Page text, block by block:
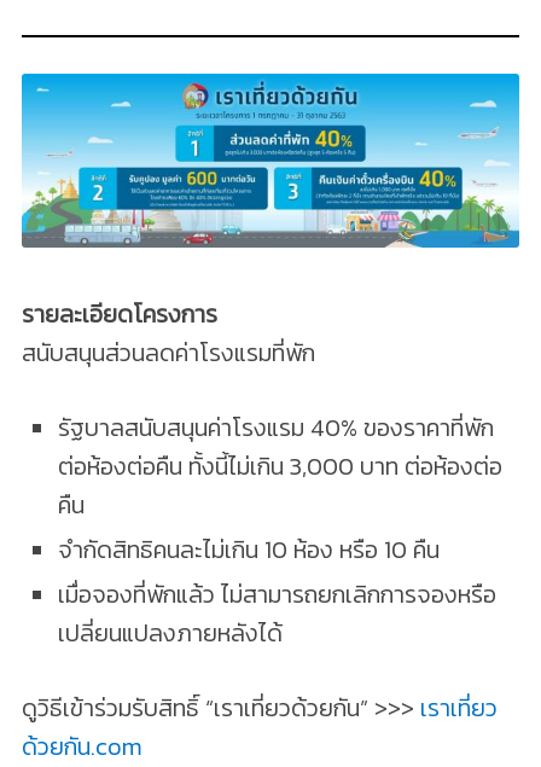
รายละเอียดโครงการ
สนับสนุนส่วนลดค่าโรงแรมที่พัก
รัฐบาลสนับสนุนค่าโรงแรม 40% ของราคาที่พัก
ต่อห้องต่อคืน ทั้งนี้ไม่เกิน 3,000 บาท ต่อห้องต่อ
คืน
จำกัดสิทธิคนละไม่เกิน 10 ห้อง หรือ 10 คืน
เมื่อจองที่พักแล้ว ไม่สามารถยกเลิกการจองหรือ
เปลี่ยนแปลงภายหลังได้
ดูวิธีเข้าร่วมรับสิทธิ์ “เราเที่ยวด้วยกัน” >>> เราเที่ยว
ด้วยกัน.com